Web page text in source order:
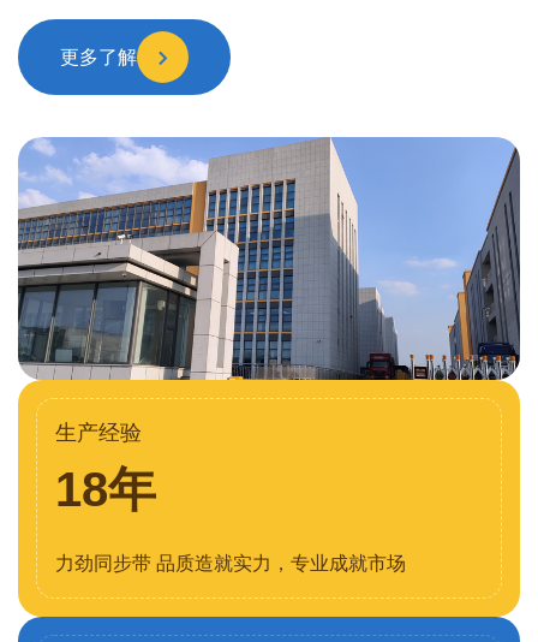
更多了解
生产经验
18年
力劲同步带 品质造就实力，专业成就市场